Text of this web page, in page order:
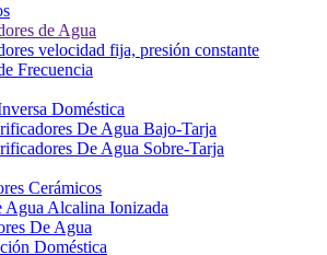
de Agua
velocidad fija, presión constante
Frecuencia
Doméstica
De Agua Bajo-Tarja
De Agua Sobre-Tarja
Cerámicos
Agua Alcalina Ionizada
De Agua
Doméstica